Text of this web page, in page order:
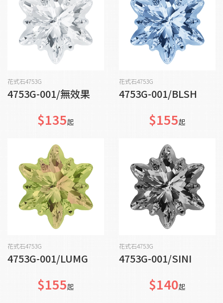
花式石4753G
4753G-001/無效果
$135起
花式石4753G
4753G-001/BLSH
$155起
花式石4753G
4753G-001/LUMG
$155起
花式石4753G
4753G-001/SINI
$140起